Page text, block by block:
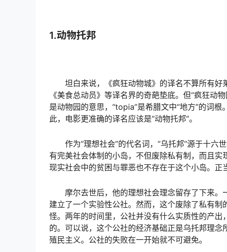
1.动物托邦
坦白来说，《疯狂动物城》的译名不算所有好
《美食总动员》等译名界的奇葩垫底。但“疯狂动
是动物园的意思，“topia”是希腊文中“地方”的词
此，电影更准确的译名应该是“动物托邦”。
作为“理想社会”的代名词，“乌托邦”源于十六
有完美社会体制的小岛，不但废除私有制，而且实
现实社会中的贫困与罪恶也不存在于这个小岛。正
摩尔去世后，他的理想社会理念留存了下来。
建立了一个实验性公社。然而，这个废除了私有
怪。两年的时间里，公社并没有什么实质性的产
的。可以说，这个公社的经济基础正是乌托邦理
殖民主义。公社的失败在一开始就不可避免。